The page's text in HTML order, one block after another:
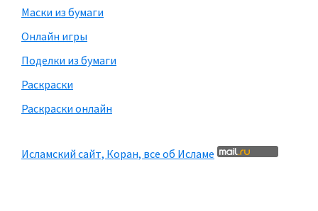
Маски из бумаги
Онлайн игры
Поделки из бумаги
Раскраски
Раскраски онлайн
Исламский сайт, Коран, все об Исламе